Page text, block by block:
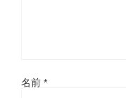
名前 *